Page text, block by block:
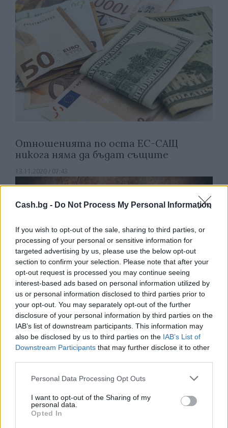
Cash.bg - Do Not Process My Personal Information
If you wish to opt-out of the sale, sharing to third parties, or
processing of your personal or sensitive information for
targeted advertising by us, please use the below opt-out
section to confirm your selection. Please note that after your
opt-out request is processed you may continue seeing
interest-based ads based on personal information utilized by
us or personal information disclosed to third parties prior to
your opt-out. You may separately opt-out of the further
disclosure of your personal information by third parties on the
IAB’s list of downstream participants. This information may
also be disclosed by us to third parties on the IAB’s List of
Downstream Participants that may further disclose it to other
Personal Data Processing Opt Outs
I want to opt-out of the Sharing of my
personal data.
Opted In
Отношенията по оста ЕС-САЩ
никога няма да бъдат същите
13.11.2020 / 07:43
Байдън трябва бързо да свика среща
11.11.2020 / 12:30